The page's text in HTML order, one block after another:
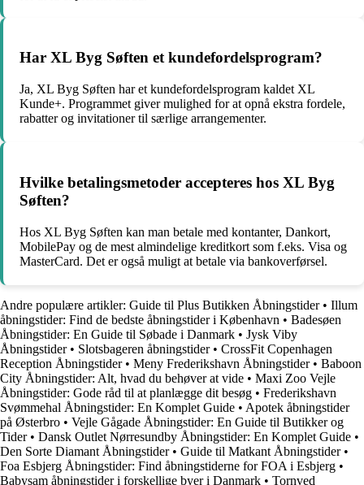
Har XL Byg Søften et kundefordelsprogram?
Ja, XL Byg Søften har et kundefordelsprogram kaldet XL
Kunde+. Programmet giver mulighed for at opnå ekstra fordele,
rabatter og invitationer til særlige arrangementer.
Hvilke betalingsmetoder accepteres hos XL Byg
Søften?
Hos XL Byg Søften kan man betale med kontanter, Dankort,
MobilePay og de mest almindelige kreditkort som f.eks. Visa og
MasterCard. Det er også muligt at betale via bankoverførsel.
Andre populære artikler: Guide til Plus Butikken Åbningstider• Illum
åbningstider: Find de bedste åbningstider i København • Badesøen
Åbningstider: En Guide til Søbade i Danmark • Jysk Viby
Åbningstider• Slotsbageren åbningstider• CrossFit Copenhagen
Reception Åbningstider• Meny Frederikshavn Åbningstider• Baboon
City Åbningstider: Alt, hvad du behøver at vide • Maxi Zoo Vejle
Åbningstider: Gode råd til at planlægge dit besøg • Frederikshavn
Svømmehal Åbningstider: En Komplet Guide • Apotek åbningstider
på Østerbro • Vejle Gågade Åbningstider: En Guide til Butikker og
Tider• Dansk Outlet Nørresundby Åbningstider: En Komplet Guide •
Den Sorte Diamant Åbningstider• Guide til Matkant Åbningstider•
Foa Esbjerg Åbningstider: Find åbningstiderne for FOA i Esbjerg •
Babysam åbningstider i forskellige byer i Danmark • Tornved